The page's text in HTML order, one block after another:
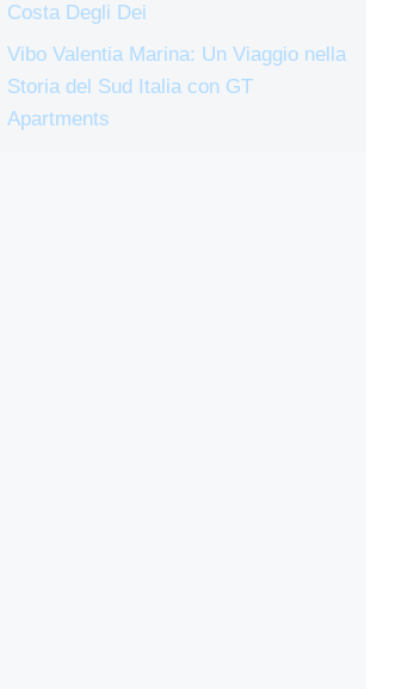
Costa Degli Dei
Vibo Valentia Marina: Un Viaggio nella
Storia del Sud Italia con GT
Apartments